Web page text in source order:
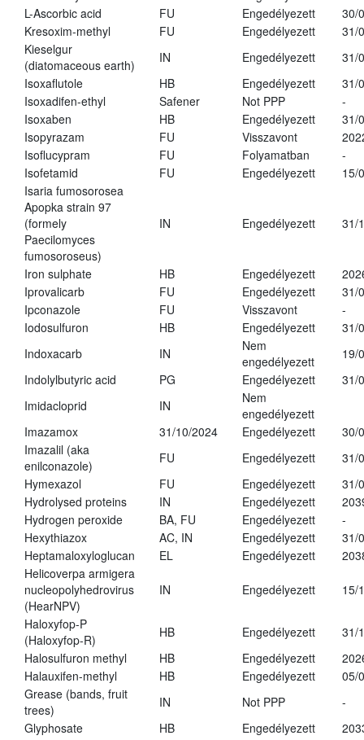
L-Ascorbic acid
FU Engedélyezett
30/
Kresoxim-methyl
FU Engedélyezett
31/
Kieselgur
(diatomaceous earth)
IN Engedélyezett
31/
Isoxaflutole
HB Engedélyezett
31/
Isoxadifen-ethyl
Safener Not PPP
-
Isoxaben
HB Engedélyezett
31/
Isopyrazam
FU Visszavont
Isoflucypram
FU Folyamatban
-
Isofetamid
FU Engedélyezett
15/
Isaria fumosorosea
Apopka strain 97
(formely
Paecilomyces
fumosoroseus)
IN Engedélyezett 31/
Iron sulphate HB Engedélyezett
Iprovalicarb
FU Engedélyezett
31/
Ipconazole
FU Visszavont
-
Iodosulfuron
HB Engedélyezett
31/
Indoxacarb
IN
Nem
engedélyezett
19/
Indolylbutyric acid
PG Engedélyezett
31/
Imidacloprid
IN
Nem
engedélyezett
Imazamox
31/10/2024 Engedélyezett
30/
Imazalil (aka
enilconazole)
FU Engedélyezett
31/
Hymexazol
FU Engedélyezett
31/
Hydrolysed proteins
IN Engedélyezett
Hydrogen peroxide
BA, FU Engedélyezett
-
Hexythiazox
AC, IN Engedélyezett
31/
Heptamaloxyloglucan
EL Engedélyezett
Helicoverpa armigera
nucleopolyhedrovirus
(HearNPV)
IN Engedélyezett 15/
Haloxyfop-P
(Haloxyfop-R)
HB Engedélyezett
31/
Halosulfuron methyl
HB Engedélyezett
Halauxifen-methyl
HB Engedélyezett
05/
Grease (bands, fruit
trees)
IN Not PPP
-
Glyphosate
HB Engedélyezett